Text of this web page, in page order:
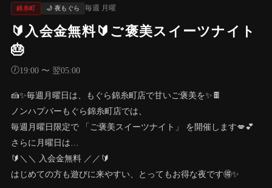
錦糸町 🌙 夜もぐら 毎週 月曜
🔰入会金無料🔰ご褒美スイーツナイト
🎂
🕖19:00 〜 翌05:00
🍰✨毎週月曜日は、もぐら錦糸町店で甘いご褒美を✨🍫
ノンハプバーもぐら錦糸町店では、
毎週月曜日限定で 「ご褒美スイーツナイト」 を開催します💋💕
さらに月曜日は…
🔰＼＼ 入会金無料 ／／🔰
はじめての方も遊びに来やすい、とってもお得な夜です🉐✨